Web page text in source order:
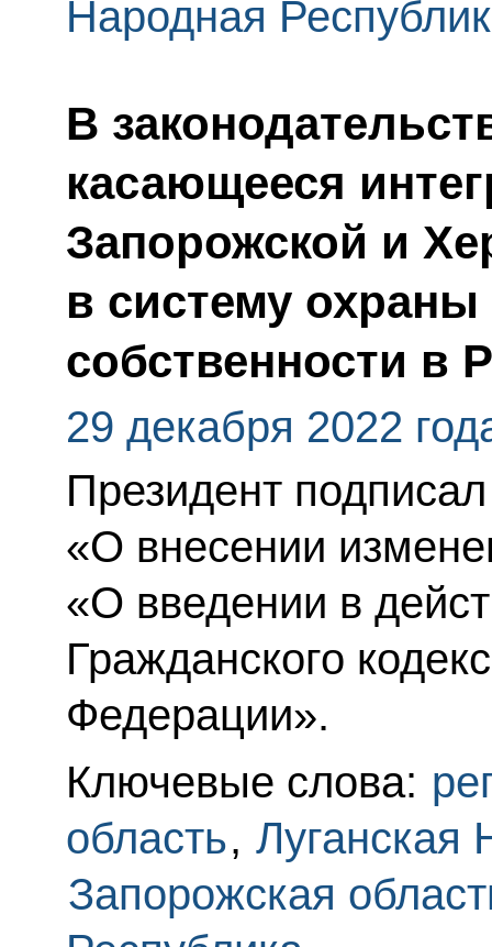
Народная
В
касающееся
Запорожской и
в систему
собственности в
29 декабря 2022
Президент
«О внесении
«О введении в
Гражданского
Федерации».
Ключевые слова:
область, Луганская
Запорожская